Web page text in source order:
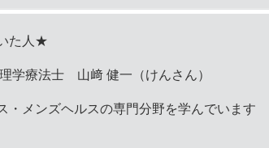
た人★
学療法士 山﨑 健一（けんさん）
・メンズヘルスの専門分野を学んでいます